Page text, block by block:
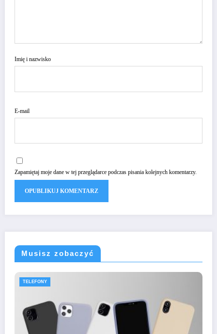
Imię i nazwisko
E-mail
Zapamiętaj moje dane w tej przeglądarce podczas pisania kolejnych komentarzy.
Musisz zobaczyć